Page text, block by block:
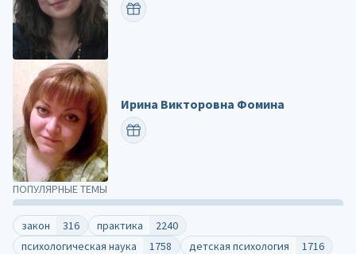
ПОПУЛЯРНЫЕ ТЕМЫ
закон 316 практика
2240
психологическая наука
1758 детская психология
1716
ПОЗДРАВИТЬ
Ирина Викторовна Фомина
ПОЗДРАВИТЬ